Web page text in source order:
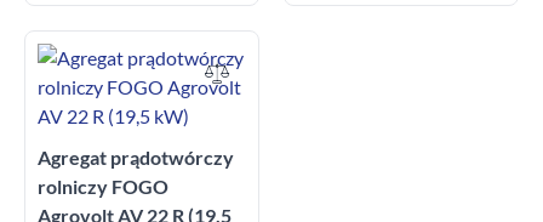
Agregat prądotwórczy
rolniczy FOGO
Agrovolt AV 22 R (19,5